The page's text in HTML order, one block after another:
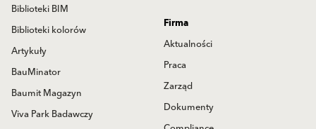
Biblioteki BIM
Biblioteki kolorów
Artykuły
BauMinator
Baumit Magazyn
Viva Park Badawczy
Firma
Aktualności
Praca
Zarząd
Dokumenty